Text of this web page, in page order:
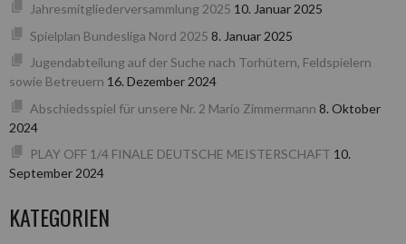
Jahresmitgliederversammlung 2025 10. Januar 2025
Spielplan Bundesliga Nord 2025 8. Januar 2025
Jugendabteilung auf der Suche nach Torhütern, Feldspielern
sowie Betreuern 16. Dezember 2024
Abschiedsspiel für unsere Nr. 2 Mario Zimmermann 8. Oktober
2024
PLAY OFF 1/4 FINALE DEUTSCHE MEISTERSCHAFT 10.
September 2024
KATEGORIEN